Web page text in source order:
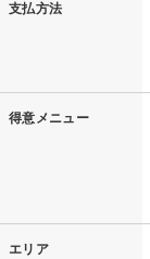
支払方法
得意メニュー
エリア